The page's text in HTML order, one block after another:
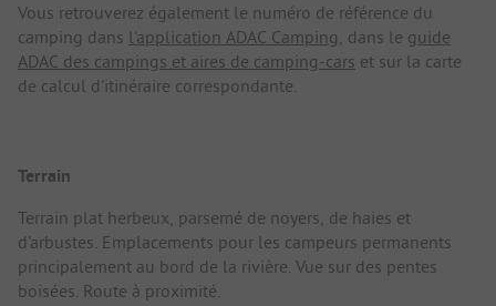
Vous retrouverez également le numéro de référence du
camping dans l'application ADAC Camping, dans le guide
ADAC des campings et aires de camping-cars et sur la carte
de calcul d'itinéraire correspondante.
Terrain
Terrain plat herbeux, parsemé de noyers, de haies et
d'arbustes. Emplacements pour les campeurs permanents
principalement au bord de la rivière. Vue sur des pentes
boisées. Route à proximité.